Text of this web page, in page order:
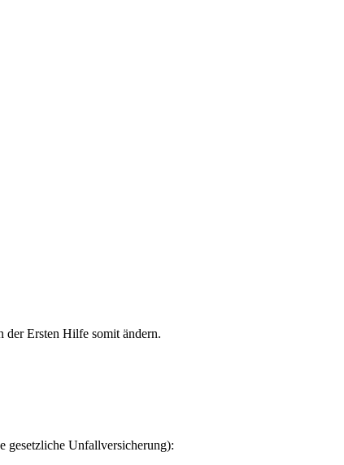
Ersten Hilfe somit ändern.
gesetzliche Unfallversicherung):